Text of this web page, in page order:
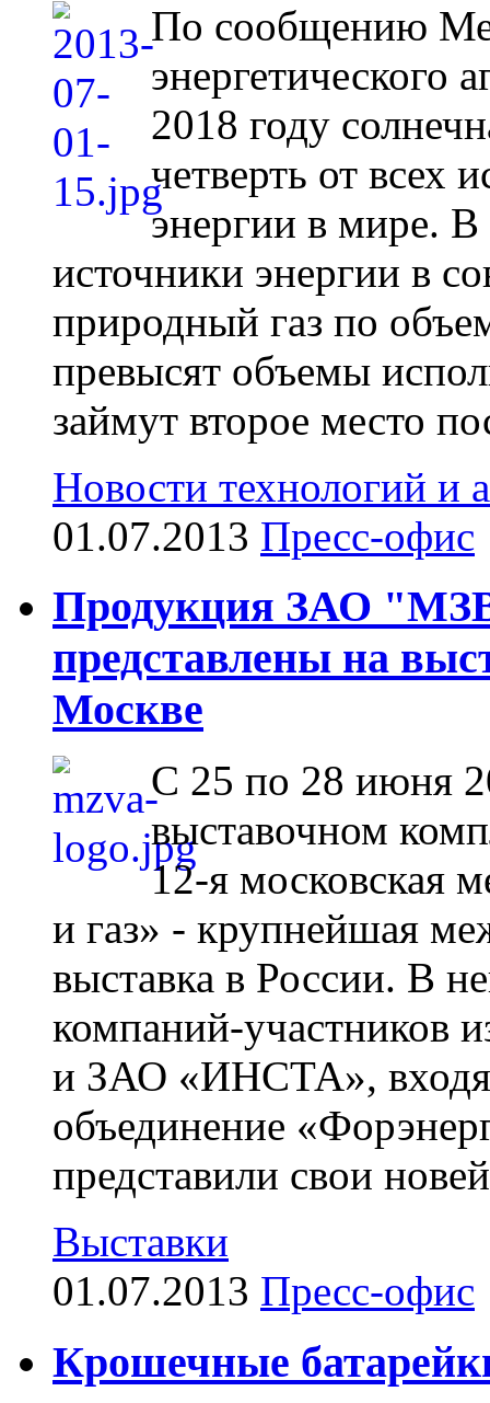
По сообщению
энергетического
2018 году
четверть от всех
энергии в мире. В
источники энергии в
природный газ по
превысят объемы
займут второе место
Новости технологий и
01.07.2013 Пресс-офис
Продукция ЗАО
представлены на
Москве
С 25 по 28 июня
выставочном
12-я московская
и газ» - крупнейшая
выставка в России. В
компаний-участников
и ЗАО «ИНСТА»,
объединение
представили свои
Выставки
01.07.2013 Пресс-офис
Крошечные